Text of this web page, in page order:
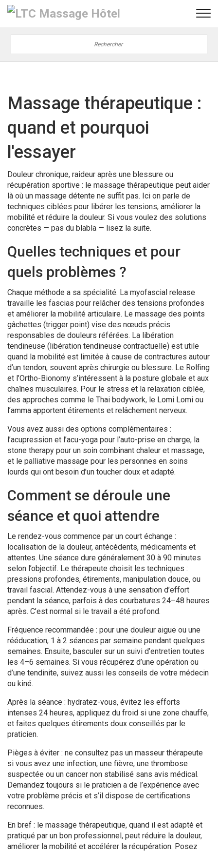
Massage thérapeutique :
quand et pourquoi
l'essayer
Douleur chronique, raideur après une blessure ou
récupération sportive : le massage thérapeutique peut aider
là où un massage détente ne suffit pas. Ici on parle de
techniques ciblées pour libérer les tensions, améliorer la
mobilité et réduire la douleur. Si vous voulez des solutions
concrètes — pas du blabla — lisez la suite.
Quelles techniques et pour
quels problèmes ?
Chaque méthode a sa spécialité. La myofascial release
travaille les fascias pour relâcher des tensions profondes
et améliorer la mobilité articulaire. Le massage des points
gâchettes (trigger point) vise des nœuds précis
responsables de douleurs référées. La libération
tendineuse (libération tendineuse contractuelle) est utile
quand la mobilité est limitée à cause de contractures autour
d’un tendon, souvent après chirurgie ou blessure. Le Rolfing
et l’Ortho-Bionomy s’intéressent à la posture globale et aux
chaînes musculaires. Pour le stress et la relaxation ciblée,
des approches comme le Thai bodywork, le Lomi Lomi ou
l’amma apportent étirements et relâchement nerveux.
Vous avez aussi des options complémentaires :
l’acupression et l’acu-yoga pour l’auto-prise en charge, la
stone therapy pour un soin combinant chaleur et massage,
et le palliative massage pour les personnes en soins
lourds qui ont besoin d’un toucher doux et adapté.
Comment se déroule une
séance et quoi attendre
Le rendez-vous commence par un court échange :
localisation de la douleur, antécédents, médicaments et
attentes. Une séance dure généralement 30 à 90 minutes
selon l’objectif. Le thérapeute choisit les techniques :
pressions profondes, étirements, manipulation douce, ou
travail fascial. Attendez-vous à une sensation d’effort
pendant la séance, parfois à des courbatures 24–48 heures
après. C’est normal si le travail a été profond.
Fréquence recommandée : pour une douleur aiguë ou une
rééducation, 1 à 2 séances par semaine pendant quelques
semaines. Ensuite, basculer sur un suivi d’entretien toutes
les 4–6 semaines. Si vous récupérez d’une opération ou
d’une tendinite, suivez aussi les conseils de votre médecin
ou kiné.
Après la séance : hydratez-vous, évitez les efforts
intenses 24 heures, appliquez du froid si une zone chauffe,
et faites quelques étirements doux conseillés par le
praticien.
Pièges à éviter : ne consultez pas un masseur thérapeute
si vous avez une infection, une fièvre, une thrombose
suspectée ou un cancer non stabilisé sans avis médical.
Demandez toujours si le praticien a de l’expérience avec
votre problème précis et s’il dispose de certifications
reconnues.
En bref : le massage thérapeutique, quand il est adapté et
pratiqué par un bon professionnel, peut réduire la douleur,
améliorer la mobilité et accélérer la récupération. Posez